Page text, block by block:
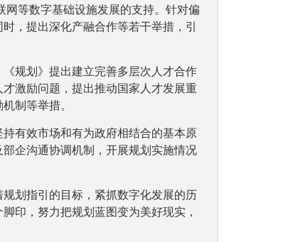
等数字基础设施发展的支持。针对偏
，提出深化产融合作等若干举措，引
规划》提出建立完善多层次人才合作
激励问题，提出推动国家人才发展重
制等举措。
有效市场和有为政府相结合的基本原
企沟通协调机制，开展规划实施情况
划指引的目标，紧抓数字化发展的历
印，努力把规划蓝图变为美好现实，